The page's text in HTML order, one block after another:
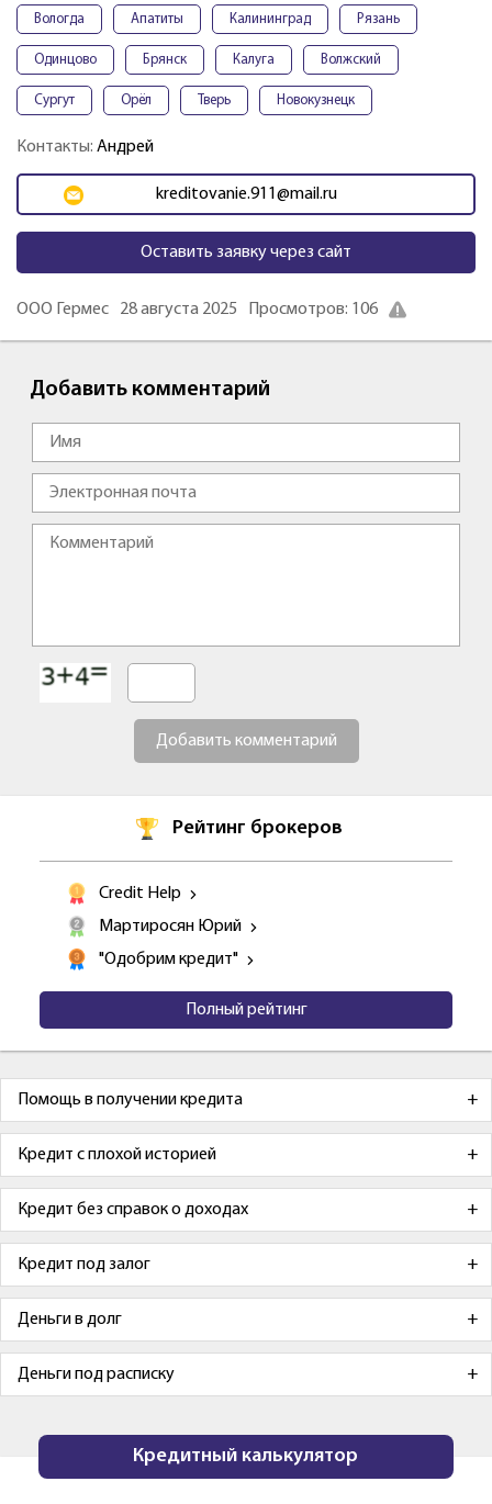
Вологда Апатиты Калининград Рязань
Одинцово Брянск Калуга Волжский
Сургут Орёл Тверь Новокузнецк
Контакты: Андрей
kreditovanie.911@mail.ru
Оставить заявку через сайт
ООО Гермес 28 августа 2025 Просмотров: 106
Добавить комментарий
Добавить комментарий
Рейтинг брокеров
Credit Help
Мартиросян Юрий
"Одобрим кредит"
Полный рейтинг
Помощь в получении кредита
Кредит с плохой историей
Кредит без справок о доходах
Кредит под залог
Деньги в долг
Деньги под расписку
Кредитный калькулятор